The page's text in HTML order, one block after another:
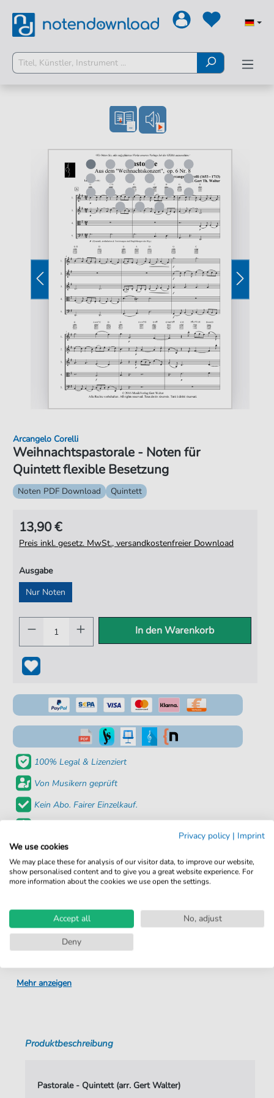
Weihnachtspastorale - Noten für
Quintett flexible Besetzung
Arcangelo Corelli
Noten PDF Download Quintett
13,90 €
Preis inkl. gesetz. MwSt., versandkostenfreier Download
Ausgabe
Nur Noten
In den Warenkorb
100% Legal & Lizenziert
Von Musikern geprüft
Kein Abo. Fairer Einzelkauf.
Produktnummer:
9790502620363 pdf
Arrangement:
Quintett
Instrumente:
Fagott,Flöte,Horn,Klarinette,
Genre:
Tempo:
Largo
Corelli Arcangelo (1653-1713)
Mehr anzeigen
Produktbeschreibung
Pastorale - Quintett (arr. Gert Walter)
Privacy policy | Imprint
We use cookies
We may place these for analysis of our visitor data, to improve our website,
show personalised content and to give you a great website experience. For
more information about the cookies we use open the settings.
Accept all
No, adjust
Deny